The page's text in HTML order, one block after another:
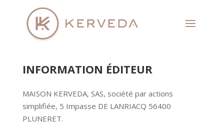
INFORMATION ÉDITEUR
MAISON KERVEDA, SAS, société par actions
simplifiée, 5 Impasse DE LANRIACQ 56400
PLUNERET.